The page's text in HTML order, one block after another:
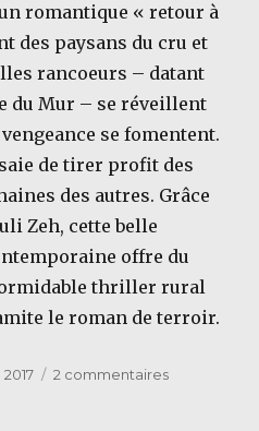
romantique « retour à
des paysans du cru et
rancoeurs – datant
du Mur – se réveillent
se fomentent.
de tirer profit des
des autres. Grâce
Zeh, cette belle
offre du
thriller rural
le roman de terroir.
2 commentairessur